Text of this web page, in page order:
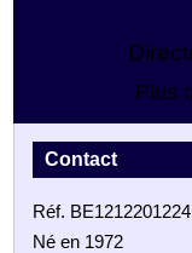
Plus
Contact
Réf. BE1212201224
Né en 1972